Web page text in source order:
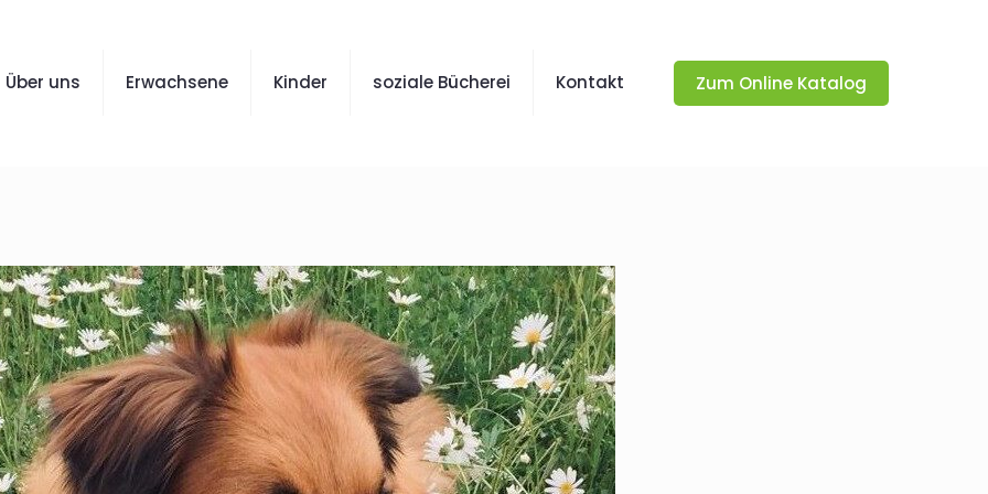
Über uns Erwachsene Kinder soziale Bücherei Kontakt Zum Online Katalog